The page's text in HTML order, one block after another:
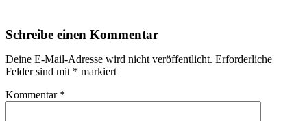
Schreibe einen Kommentar
Deine E-Mail-Adresse wird nicht veröffentlicht. Erforderliche
Felder sind mit * markiert
Kommentar *